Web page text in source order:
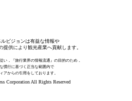
ルビジョンは有益な情報や
提供により観光産業へ貢献します。
い，『旅行業界の情報流通』の目的のため，
慣行に基づく正当な範囲内で
アからの引用をしております。
Corporation All Rights Reserved